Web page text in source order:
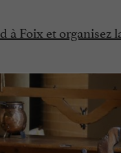
à Foix et organisez